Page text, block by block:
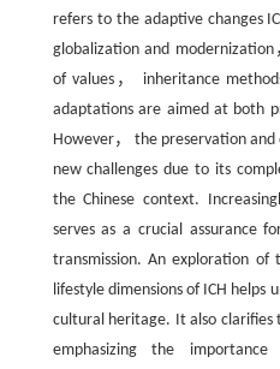
refers to the adaptive changes
globalization and
of values， inheritance
adaptations are aimed at both
However， the preservation
new challenges due to its
the Chinese context.
serves as a crucial assurance
transmission. An exploration
lifestyle dimensions of ICH helps
cultural heritage. It also clarifies
emphasizing the